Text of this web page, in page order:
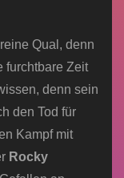
Qual, denn
furchtbare Zeit
denn sein
den Tod für
Kampf mit
Rocky